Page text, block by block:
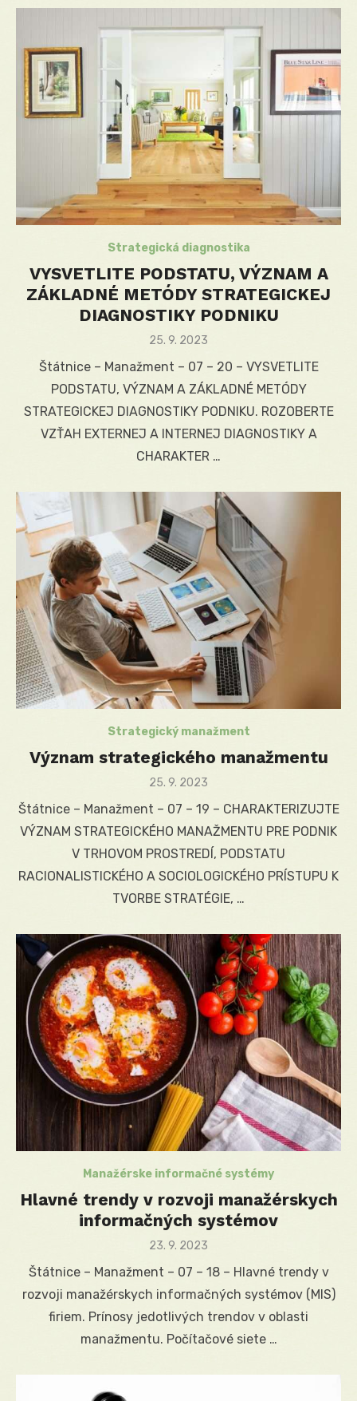
Strategická diagnostika
VYSVETLITE PODSTATU, VÝZNAM A
ZÁKLADNÉ METÓDY STRATEGICKEJ
DIAGNOSTIKY PODNIKU
Posted
25. 9. 2023
Štátnice – Manažment – 07 – 20 – VYSVETLITE
PODSTATU, VÝZNAM A ZÁKLADNÉ METÓDY
STRATEGICKEJ DIAGNOSTIKY PODNIKU. ROZOBERTE
VZŤAH EXTERNEJ A INTERNEJ DIAGNOSTIKY A
CHARAKTER …
Strategický manažment
Význam strategického manažmentu
Posted
25. 9. 2023
Štátnice – Manažment – 07 – 19 – CHARAKTERIZUJTE
VÝZNAM STRATEGICKÉHO MANAŽMENTU PRE PODNIK
V TRHOVOM PROSTREDÍ, PODSTATU
RACIONALISTICKÉHO A SOCIOLOGICKÉHO PRÍSTUPU K
TVORBE STRATÉGIE, …
Manažérske informačné systémy
Hlavné trendy v rozvoji manažérskych
informačných systémov
Posted
23. 9. 2023
Štátnice – Manažment – 07 – 18 – Hlavné trendy v
rozvoji manažérskych informačných systémov (MIS)
firiem. Prínosy jedotlivých trendov v oblasti
manažmentu. Počítačové siete …